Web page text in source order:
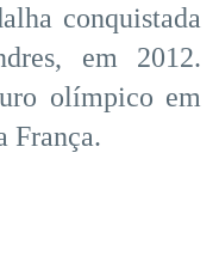
conquistada
em 2012.
olímpico em
França.